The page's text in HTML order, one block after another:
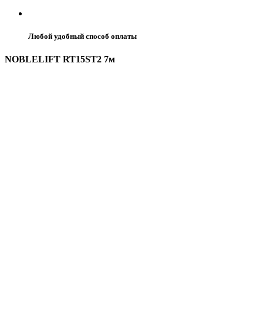
Любой удобный способ оплаты
NOBLELIFT RT15ST2 7м